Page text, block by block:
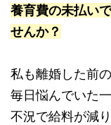
養育費の未払い
せんか？
私も離婚した前
毎日悩んでいた一
不況で給料が減